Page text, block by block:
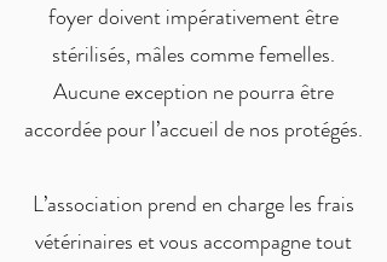
foyer doivent impérativement être
stérilisés, mâles comme femelles.
Aucune exception ne pourra être
accordée pour l’accueil de nos protégés.
L’association prend en charge les frais
vétérinaires et vous accompagne tout